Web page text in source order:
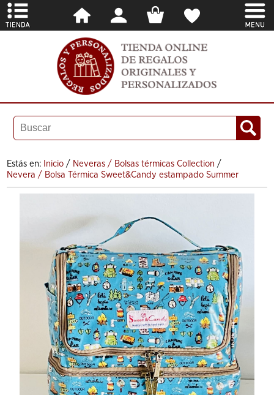
Estás en: Inicio / Neveras / Bolsas térmicas Collection /
Nevera / Bolsa Térmica Sweet&Candy estampado Summer